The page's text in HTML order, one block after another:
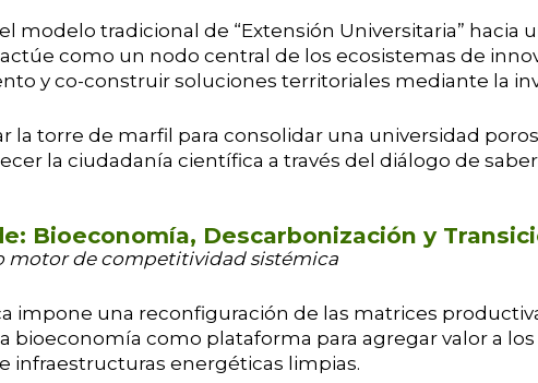
modelo tradicional de “Extensión Universitaria”
como un nodo central de los ecosistemas de
y co-construir soluciones territoriales mediante la
la torre de marfil para consolidar una universidad
la ciudadanía científica a través del diálogo de
Bioeconomía, Descarbonización y
motor de competitividad sistémica
impone una reconfiguración de las matrices
bioeconomía como plataforma para agregar valor a
infraestructuras energéticas limpias.